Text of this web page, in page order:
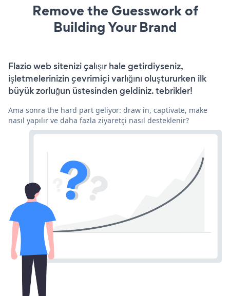
Remove the Guesswork of
Building Your Brand
Flazio web sitenizi çalışır hale getirdiyseniz,
işletmelerinizin çevrimiçi varlığını oluştururken ilk
büyük zorluğun üstesinden geldiniz. tebrikler!
Ama sonra the hard part geliyor: draw in, captivate, make
nasıl yapılır ve daha fazla ziyaretçi nasıl desteklenir?